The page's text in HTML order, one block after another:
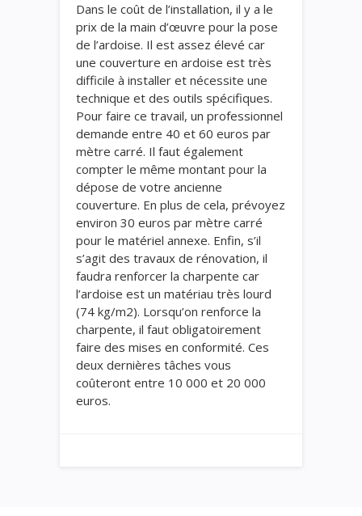
Dans le coût de l’installation, il y a le
prix de la main d’œuvre pour la pose
de l’ardoise. Il est assez élevé car
une couverture en ardoise est très
difficile à installer et nécessite une
technique et des outils spécifiques.
Pour faire ce travail, un professionnel
demande entre 40 et 60 euros par
mètre carré. Il faut également
compter le même montant pour la
dépose de votre ancienne
couverture. En plus de cela, prévoyez
environ 30 euros par mètre carré
pour le matériel annexe. Enfin, s’il
s’agit des travaux de rénovation, il
faudra renforcer la charpente car
l’ardoise est un matériau très lourd
(74 kg/m2). Lorsqu’on renforce la
charpente, il faut obligatoirement
faire des mises en conformité. Ces
deux dernières tâches vous
coûteront entre 10 000 et 20 000
euros.